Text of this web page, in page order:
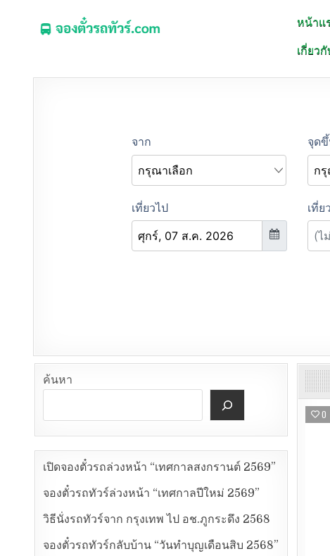
หน้าแ
เกี่ยวกั
0
ค้นหา
เปิดจองตั๋วรถล่วงหน้า “เทศกาลสงกรานต์ 2569”
จองตั๋วรถทัวร์ล่วงหน้า “เทศกาลปีใหม่ 2569”
วิธีนั่งรถทัวร์จาก กรุงเทพ ไป อช.ภูกระดึง 2568
จองตั๋วรถทัวร์กลับบ้าน “วันทำบุญเดือนสิบ 2568”